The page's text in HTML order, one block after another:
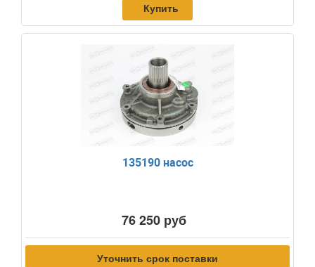
Купить
135190 насос
76 250 руб
Уточнить срок поставки